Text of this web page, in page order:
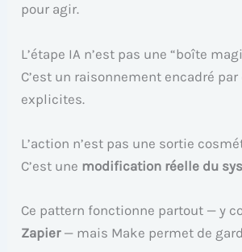
pour agir.
L’étape IA n’est pas une “boîte
C’est un raisonnement encadré
explicites.
L’action n’est pas une sortie
C’est une modification réelle du
Ce pattern fonctionne partout — y
Zapier— mais Make permet de